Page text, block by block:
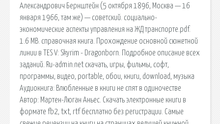
Александрович Бернштейн (5 октября 1896, Москва — 16
января 1966, там же) — советский. социально-
экономические аспекты управления на ЖД транспорте.pdf.
1.6 MB. справочная книга. Прохождение основной сюжетной
линии в TES V: Skyrim - Dragonborn. Подробное описание всех
заданий. Ru-admin.net скачать, игры, фильмы, софт,
программы, видео, portable, обои, книги, download, музыка
Аудиокнига: Влюбленные в книги не спят в одиночестве
Автор: Мартен-Люган Аньес. Скачать электронные книги в
формате fb2, txt, rtf бесплатно без регистрации. Самые